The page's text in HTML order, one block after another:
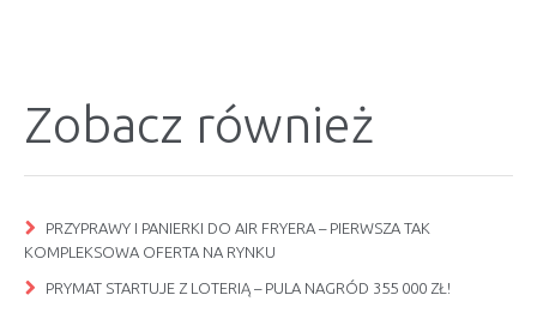
Zobacz również
PRZYPRAWY I PANIERKI DO AIR FRYERA – PIERWSZA TAK
KOMPLEKSOWA OFERTA NA RYNKU
PRYMAT STARTUJE Z LOTERIĄ – PULA NAGRÓD 355 000 ZŁ!